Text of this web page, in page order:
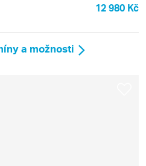
12 980 Kč
a možnosti